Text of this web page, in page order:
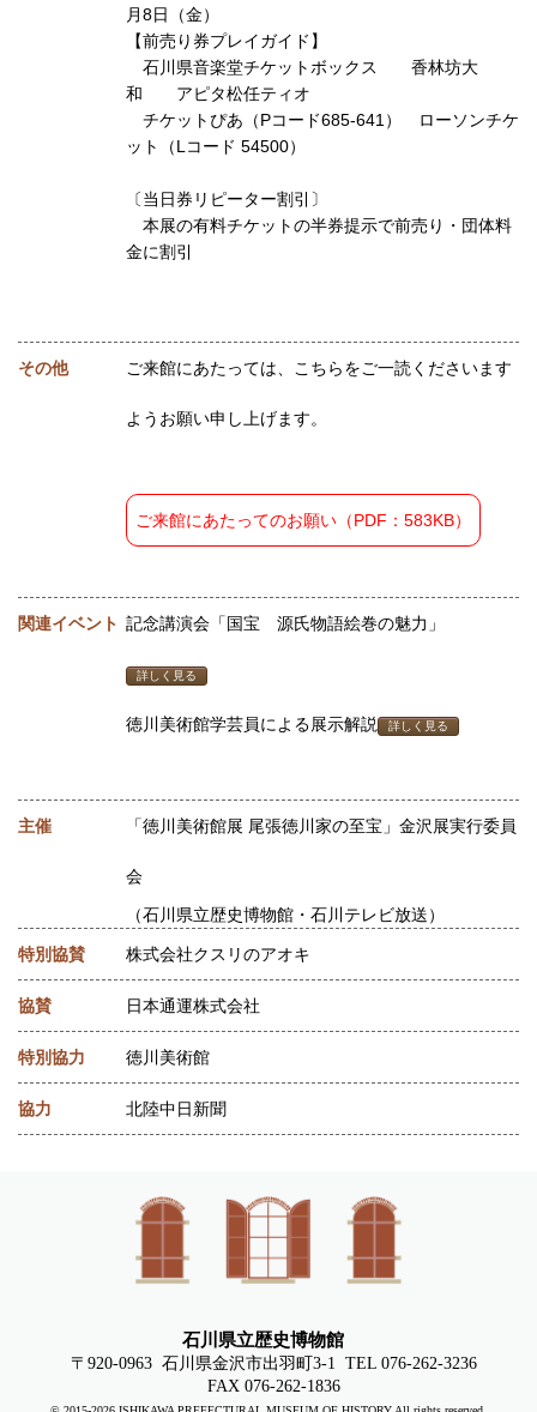
月8日（金）
【前売り券プレイガイド】
石川県音楽堂チケットボックス 香林坊大
和 アピタ松任ティオ
チケットぴあ（Pコード685-641） ローソンチケ
ット（Lコード 54500）
〔当日券リピーター割引〕
本展の有料チケットの半券提示で前売り・団体料
金に割引
その他 ご来館にあたっては、こちらをご一読くださいます
ようお願い申し上げます。
ご来館にあたってのお願い（PDF：583KB）
関連イベント 記念講演会「国宝 源氏物語絵巻の魅力」
詳しく見る
徳川美術館学芸員による展示解説 詳しく見る
主催 「徳川美術館展 尾張徳川家の至宝」金沢展実行委員
会
（石川県立歴史博物館・石川テレビ放送）
特別協賛 株式会社クスリのアオキ
協賛 日本通運株式会社
特別協力 徳川美術館
協力 北陸中日新聞
石川県立歴史博物館
〒920-0963 石川県金沢市出羽町3-1 TEL 076-262-3236
FAX 076-262-1836